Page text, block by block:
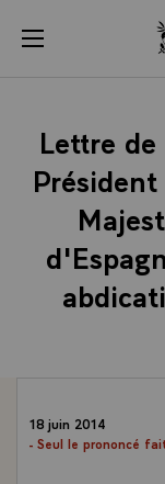
menu
Lettre
18 juin 2014
- Seul le prononcé
Panneau de gestion